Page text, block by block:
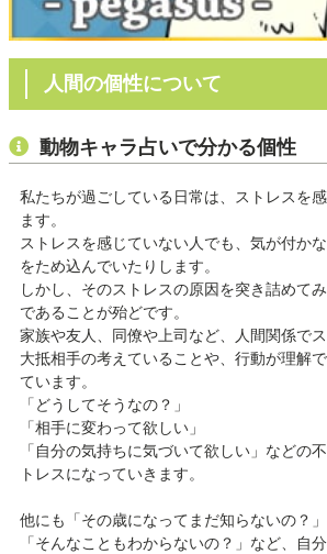
人間の個性について
動物キャラ占いで分かる個性
私たちが過ごしている日常は、ストレスを
ます。
ストレスを感じていない人でも、気が付か
をため込んでいたりします。
しかし、そのストレスの原因を突き詰めて
であることが殆どです。
家族や友人、同僚や上司など、人間関係でス
大抵相手の考えていることや、行動が理解
ています。
「どうしてそうなの？」
「相手に変わって欲しい」
「自分の気持ちに気づいて欲しい」などの
トレスになっていきます。
他にも「その歳になってまだ知らないの？」
「そんなこともわからないの？」など、自